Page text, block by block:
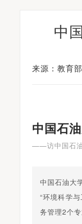
中
来源：教育
中国石
——访中国石油
中国石油大
“环境科学
务管理2个